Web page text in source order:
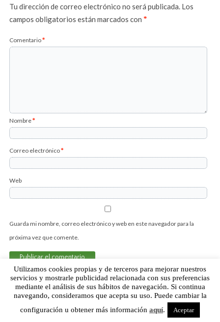
Tu dirección de correo electrónico no será publicada. Los
campos obligatorios están marcados con*
Comentario*
Nombre*
Correo electrónico*
Web
Guarda mi nombre, correo electrónico y web en este navegador para la
próxima vez que comente.
Sobre Humor Fútbol Club | Aviso legal |Contacto
Humor Fútbol Club © 2015. Todos los derechos reservados
Utilizamos cookies propias y de terceros para mejorar nuestros
servicios y mostrarle publicidad relacionada con sus preferencias
mediante el análisis de sus hábitos de navegación. Si continua
navegando, consideramos que acepta su uso. Puede cambiar la
configuración u obtener más información aquí. Aceptar